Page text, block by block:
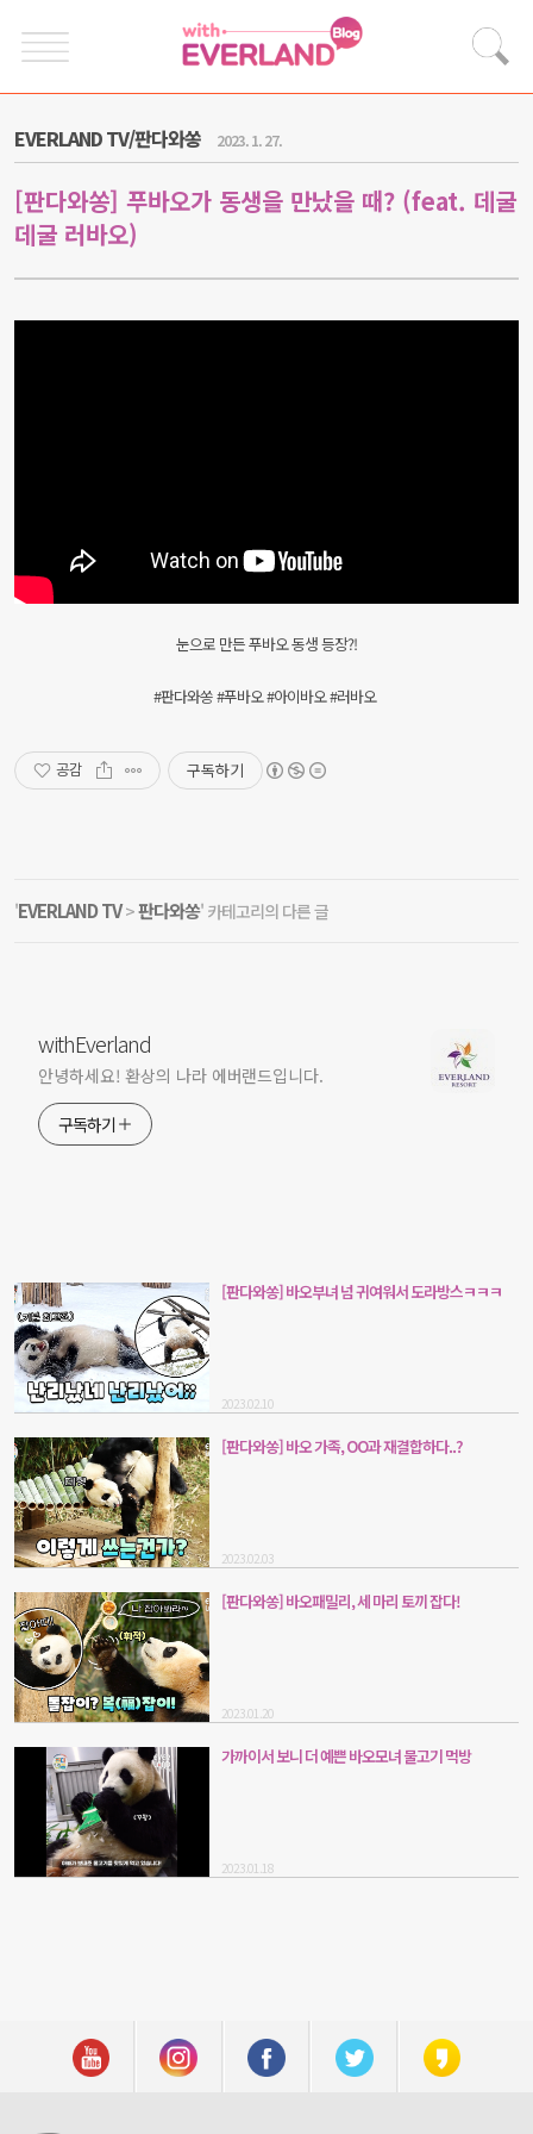
EVERLAND TV/판다와쏭 2023. 1. 27.
[판다와쏭] 푸바오가 동생을 만났을 때? (feat. 데굴
데굴 러바오)
눈으로 만든 푸바오 동생 등장?!
#판다와쏭 #푸바오 #아이바오 #러바오
공감 구독하기
'EVERLAND TV>판다와쏭' 카테고리의 다른 글
withEverland
안녕하세요! 환상의 나라 에버랜드입니다.
구독하기
[판다와쏭] 바오부녀 넘 귀여워서 도라방스ㅋㅋㅋ
2023.02.10
[판다와쏭] 바오 가족, OO과 재결합하다..?
2023.02.03
[판다와쏭] 바오패밀리, 세 마리 토끼 잡다!
2023.01.20
가까이서 보니 더 예쁜 바오모녀 물고기 먹방
2023.01.18